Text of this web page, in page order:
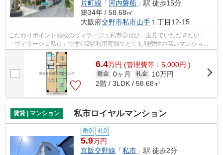
片町線 「河内磐船 」駅 徒歩15分
築34年 / 58.68㎡
大阪府交野市私市山手 １丁目12-15
こだわりポイント満載のヴィラージュ私市◎ぜひ一度見ていただきたい、
「ヴィラージュ私市」です◎2駅利用可能でとても利便性の高いマンション
です◎こちらの物件はマンションです◎交野市...
6.4万円 (管理費等：5,000円 )
敷金 0ヶ月 礼金
10万円
2階 / 3LDK / 58.68㎡
賃貸 | マンション 私市ロイヤルマンション
敷0 礼0
5.9万円
京阪交野線 「私市 」駅 徒歩2分